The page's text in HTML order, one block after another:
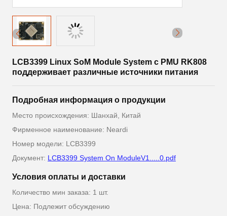
LCB3399 Linux SoM Module System с PMU RK808
поддерживает различные источники питания
Подробная информация о продукции
Место происхождения: Шанхай, Китай
Фирменное наименование: Neardi
Номер модели: LCB3399
Документ: LCB3399 System On ModuleV1.....0.pdf
Условия оплаты и доставки
Количество мин заказа: 1 шт.
Цена: Подлежит обсуждению